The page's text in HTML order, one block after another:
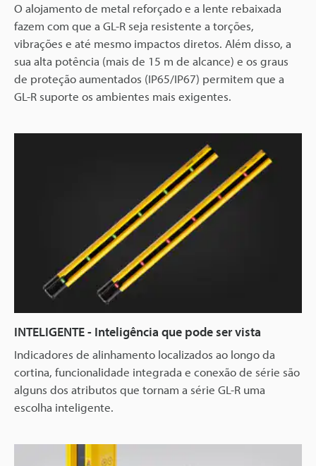
O alojamento de metal reforçado e a lente rebaixada
fazem com que a GL-R seja resistente a torções,
vibrações e até mesmo impactos diretos. Além disso, a
sua alta potência (mais de 15 m de alcance) e os graus
de proteção aumentados (IP65/IP67) permitem que a
GL-R suporte os ambientes mais exigentes.
INTELIGENTE - Inteligência que pode ser vista
Indicadores de alinhamento localizados ao longo da
cortina, funcionalidade integrada e conexão de série são
alguns dos atributos que tornam a série GL-R uma
escolha inteligente.